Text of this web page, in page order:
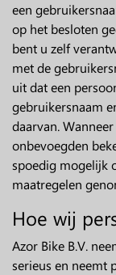
een
op het besloten
bent u zelf
met de
uit dat een
gebruikersnaam
daarvan.
onbevoegden
spoedig mogelijk
maatregelen
Hoe wij
Azor Bike B.V.
serieus en neemt